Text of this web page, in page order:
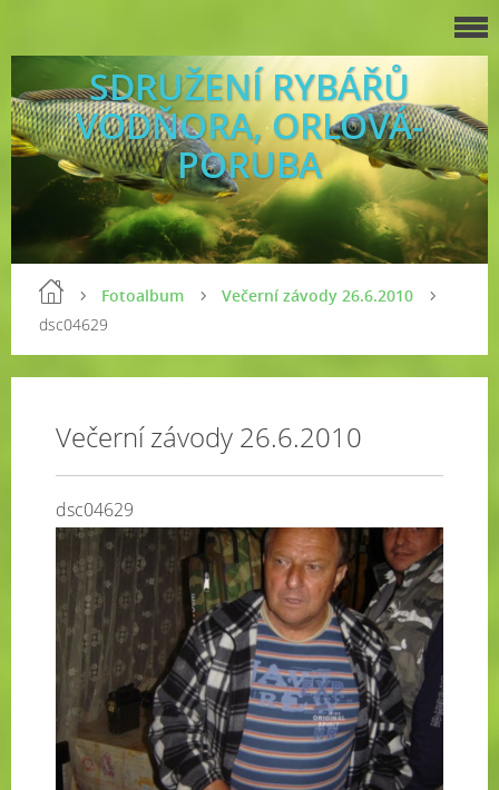
SDRUŽENÍ RYBÁŘŮ
VODŇORA, ORLOVÁ-
PORUBA
Fotoalbum
Večerní závody 26.6.2010
dsc04629
Večerní závody 26.6.2010
dsc04629